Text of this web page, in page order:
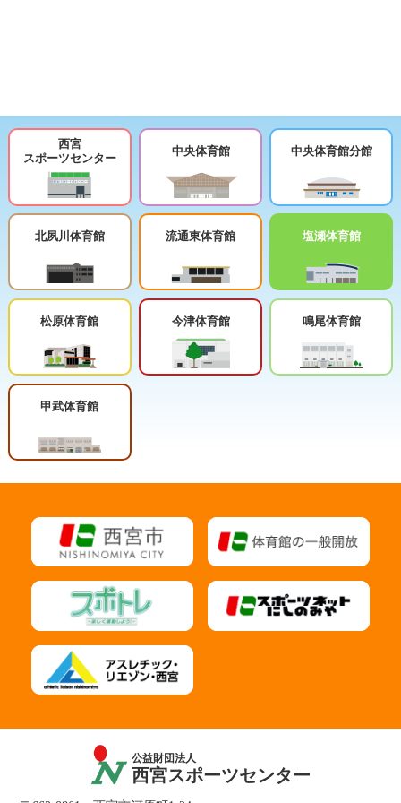
西宮
スポーツセンター
中央体育館 中央体育館分館
北夙川体育館 流通東体育館 塩瀬体育館
松原体育館 今津体育館 鳴尾体育館
甲武体育館
公益財団法人
西宮スポーツセンター